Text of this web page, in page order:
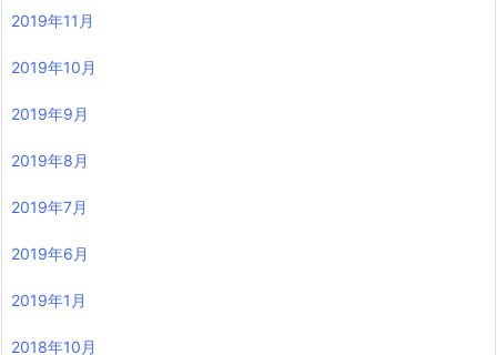
2019年11月
2019年10月
2019年9月
2019年8月
2019年7月
2019年6月
2019年1月
2018年10月